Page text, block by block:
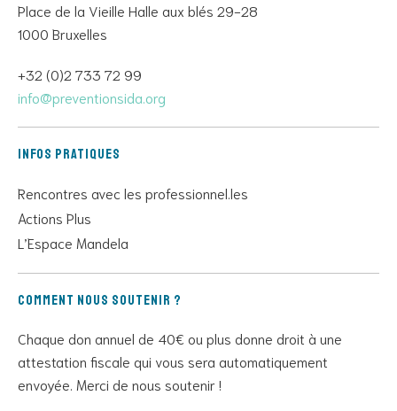
Place de la Vieille Halle aux blés 29-28
1000 Bruxelles
+32 (0)2 733 72 99
info@preventionsida.org
Infos pratiques
Rencontres avec les professionnel.les
Actions Plus
L’Espace Mandela
Comment nous soutenir ?
Chaque don annuel de 40€ ou plus donne droit à une
attestation fiscale qui vous sera automatiquement
envoyée. Merci de nous soutenir !